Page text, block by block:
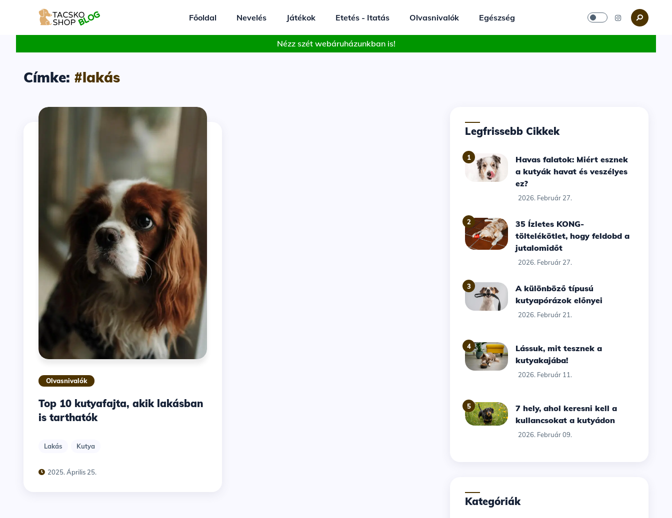
Főoldal Nevelés Játékok Etetés - Itatás Olvasnivalók Egészség
Nézz szét webáruházunkban is!
Címke: #lakás
Olvasnivalók
Top 10 kutyafajta, akik lakásban
is tarthatók
Lakás Kutya
2025. Április 25.
Legfrissebb Cikkek
1
Havas falatok: Miért esznek
a kutyák havat és veszélyes
ez?
2026. Február 27.
2
35 Ízletes KONG-
töltelékötlet, hogy feldobd a
jutalomidőt
2026. Február 27.
3
A különböző típusú
kutyapórázok előnyei
2026. Február 21.
4
Lássuk, mit tesznek a
kutyakajába!
2026. Február 11.
5
7 hely, ahol keresni kell a
kullancsokat a kutyádon
2026. Február 09.
Kategóriák